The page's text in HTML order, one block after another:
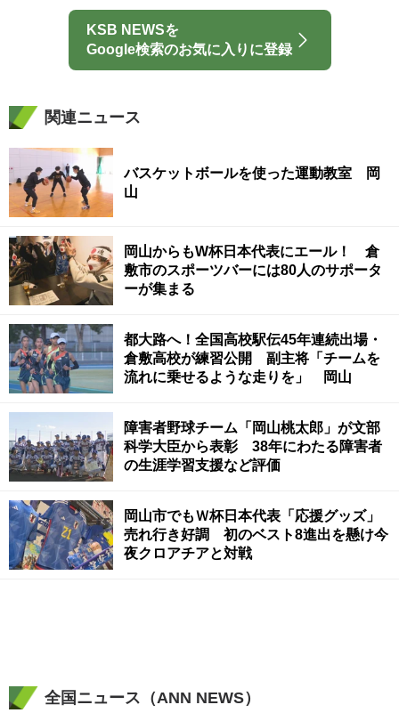
KSB NEWSを
Google検索のお気に入りに登録
関連ニュース
バスケットボールを使った運動教室 岡
山
岡山からもW杯日本代表にエール！ 倉
敷市のスポーツバーには80人のサポータ
ーが集まる
都大路へ！全国高校駅伝45年連続出場・
倉敷高校が練習公開 副主将「チームを
流れに乗せるような走りを」 岡山
障害者野球チーム「岡山桃太郎」が文部
科学大臣から表彰 38年にわたる障害者
の生涯学習支援など評価
岡山市でもＷ杯日本代表「応援グッズ」
売れ行き好調 初のベスト8進出を懸け今
夜クロアチアと対戦
全国ニュース（ANN NEWS）